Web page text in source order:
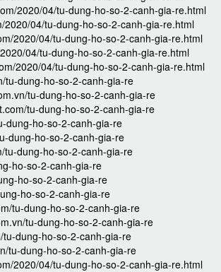
2020/04/tu-dung-ho-so-2-canh-gia-re.html
2020/04/tu-dung-ho-so-2-canh-gia-re.html
2020/04/tu-dung-ho-so-2-canh-gia-re.html
04/tu-dung-ho-so-2-canh-gia-re.html
2020/04/tu-dung-ho-so-2-canh-gia-re.html
tu-dung-ho-so-2-canh-gia-re
tu-dung-ho-so-2-canh-gia-re
tu-dung-ho-so-2-canh-gia-re
dung-ho-so-2-canh-gia-re
dung-ho-so-2-canh-gia-re
tu-dung-ho-so-2-canh-gia-re
ho-so-2-canh-gia-re
ho-so-2-canh-gia-re
ho-so-2-canh-gia-re
tu-dung-ho-so-2-canh-gia-re
tu-dung-ho-so-2-canh-gia-re
tu-dung-ho-so-2-canh-gia-re
tu-dung-ho-so-2-canh-gia-re
2020/04/tu-dung-ho-so-2-canh-gia-re.html